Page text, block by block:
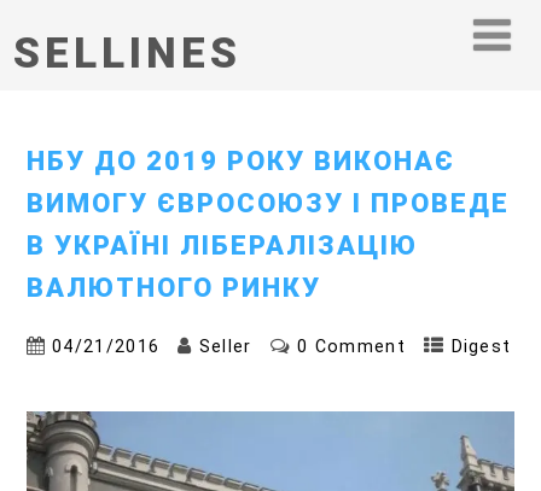
SELLINES
НБУ ДО 2019 РОКУ ВИКОНАЄ
ВИМОГУ ЄВРОСОЮЗУ І ПРОВЕДЕ
В УКРАЇНІ ЛІБЕРАЛІЗАЦІЮ
ВАЛЮТНОГО РИНКУ
04/21/2016 Seller 0 Comment Digest